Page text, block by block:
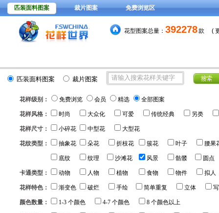
匹装面料图案 裁片图案 免费浏览区
花型图案总量： 392278款 (
匹装面料图案 裁片图案
花样级别： 免费浏览 会员 精选 全部图案
花样风格： 时尚 大众化 可爱 传统经典 另类
花样尺寸： 小碎花 中型花 大型花
花纹类型： 抽象花 朵花 折枝花 簇花 叶子 腰果
底纹 纹理 沙滩花 风景 骷髅 圆点
卡通类型： 动物 人物 植物 食物 物件 拟人
花样特色： 渐变色 破烂 手绘 简单重复 立体
颜色数量： 1-3 个颜色 4-7 个颜色 8 个颜色以上